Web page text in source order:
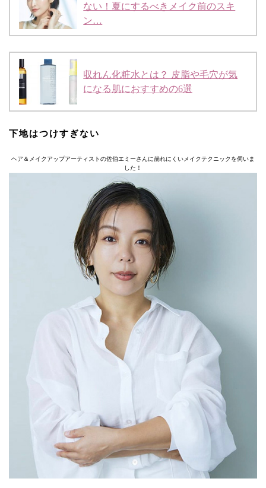
ない！夏にするべきメイク前のスキ
ン…
収れん化粧水とは？ 皮脂や毛穴が気
になる肌におすすめの6選
下地はつけすぎない
ヘア＆メイクアップアーティストの佐伯エミーさんに崩れにくいメイクテクニックを伺いま
した！